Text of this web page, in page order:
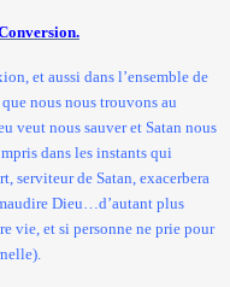
et aussi dans l’ensemble de
nous nous trouvons au
veut nous sauver et Satan nous
dans les instants qui
, serviteur de Satan, exacerbera
Dieu…d’autant plus
vie, et si personne ne prie pour
).